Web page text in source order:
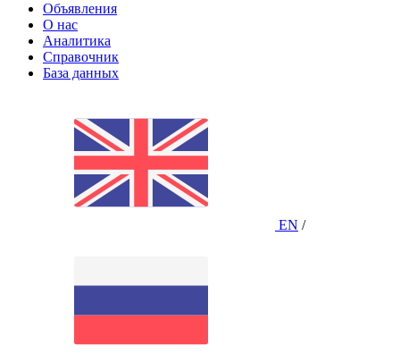
Объявления
О нас
Аналитика
Справочник
База данных
EN /